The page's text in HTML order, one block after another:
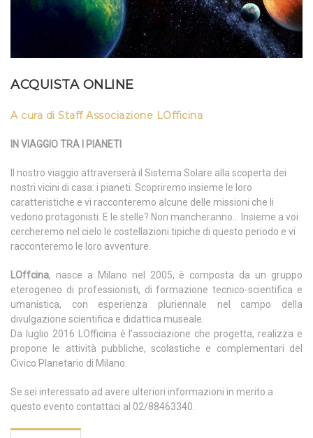
ACQUISTA ONLINE
A cura di Staff Associazione LOfficina
IN VIAGGIO TRA I PIANETI
Il nostro viaggio attraverserà il Sistema Solare alla scoperta dei
nostri vicini di casa: i pianeti. Scopriremo insieme le loro
caratteristiche e vi racconteremo alcune delle missioni che li
vedono protagonisti. E le stelle? Non mancheranno… Insieme a voi
cercheremo nel cielo le costellazioni tipiche di questo periodo e vi
racconteremo le loro avventure.
LOffcina, nasce a Milano nel 2005, è composta da un gruppo
eterogeneo di professionisti, di formazione tecnico-scientifica e
umanistica, con esperienza pluriennale nel campo della
divulgazione scientifica e didattica museale.
Da luglio 2016 LOfficina è l’associazione che progetta, realizza e
propone le attività pubbliche, scolastiche e complementari del
Civico Planetario di Milano.
Se sei interessato ad avere ulteriori informazioni in merito a
questo evento contattaci al 02/88463340.